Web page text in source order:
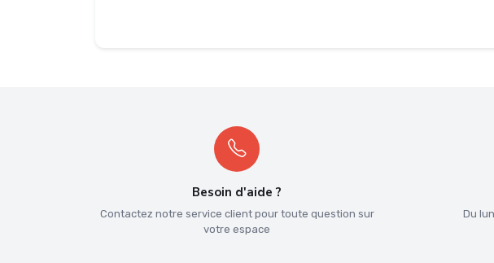
Besoin d'aide ?
Contactez notre service client pour toute question sur
votre espace
Du